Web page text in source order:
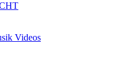
Videos